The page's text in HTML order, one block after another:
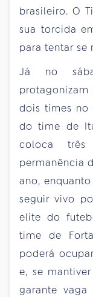
brasileiro. O
sua torcida
para tentar se
Já no
dois times no
do time de
coloca
permanência
ano,
seguir vivo
elite do
time de
poderá
e, se
garante